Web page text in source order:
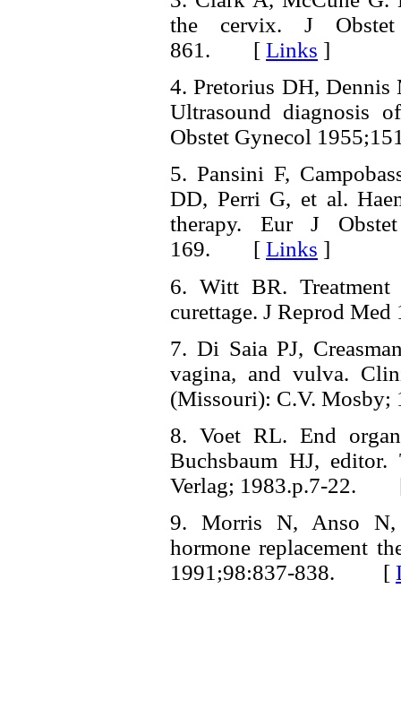
the cervix. J Obstet
861. [ Links ]
4. Pretorius DH,
Ultrasound diagnosis
Obstet Gynecol
5. Pansini F,
DD, Perri G, et al.
therapy. Eur J
169. [ Links ]
6. Witt BR. Treatment
curettage. J Reprod
7. Di Saia PJ,
vagina, and vulva.
(Missouri): C.V.
8. Voet RL. End
Buchsbaum HJ, editor.
Verlag; 1983.p.7-
9. Morris N, Anso N,
hormone replacement
1991;98:837-838. [